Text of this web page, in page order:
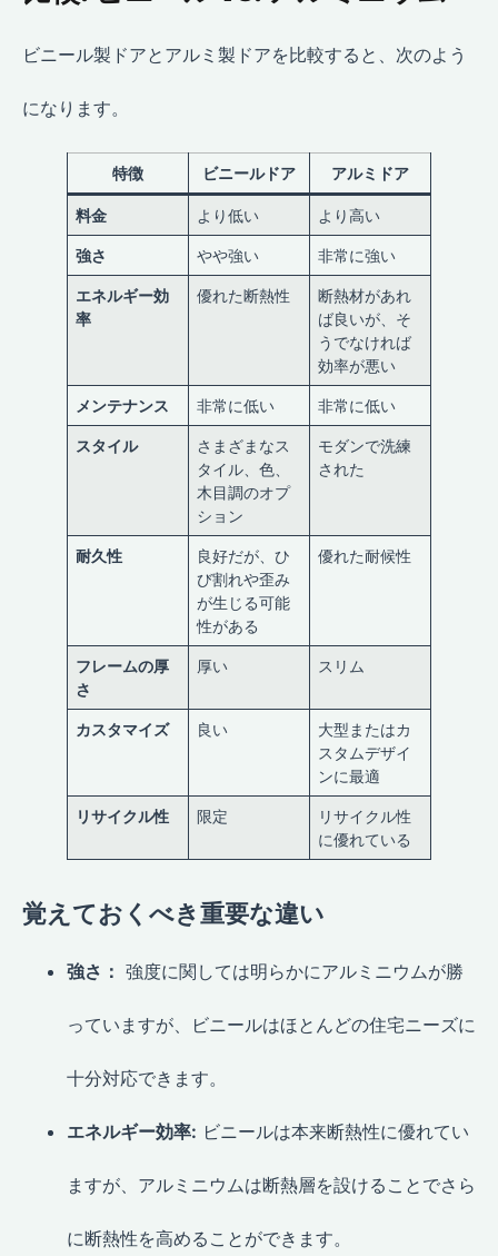
ビニール製ドアとアルミ製ドアを比較すると、次のよう
になります。
特徴 ビニールドア アルミドア
料金 より低い より高い
強さ やや強い 非常に強い
エネルギー効
率
優れた断熱性
断熱材があれ
ば良いが、そ
うでなければ
効率が悪い
メンテナンス 非常に低い 非常に低い
スタイル
さまざまなス
タイル、色、
木目調のオプ
ション
モダンで洗練
された
耐久性
良好だが、ひ
び割れや歪み
が生じる可能
性がある
優れた耐候性
フレームの厚
さ
厚い スリム
カスタマイズ 良い
大型またはカ
スタムデザイ
ンに最適
リサイクル性 限定
リサイクル性
に優れている
覚えておくべき重要な違い
強さ： 強度に関しては明らかにアルミニウムが勝
っていますが、ビニールはほとんどの住宅ニーズに
十分対応できます。
エネルギー効率: ビニールは本来断熱性に優れてい
ますが、アルミニウムは断熱層を設けることでさら
に断熱性を高めることができます。